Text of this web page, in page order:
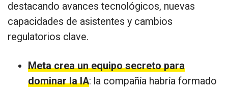
destacando avances tecnológicos, nuevas
capacidades de asistentes y cambios
regulatorios clave.
Meta crea un equipo secreto para
dominar la IA: la compañía habría formado